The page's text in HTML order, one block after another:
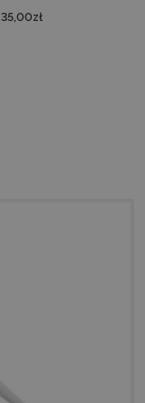
35,00zł